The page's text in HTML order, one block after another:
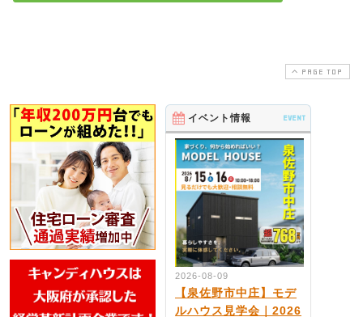
PAGE TOP
イベント情報 EVENT
2026-08-09
【泉佐野市中庄】モデ
ルハウス見学会｜2026